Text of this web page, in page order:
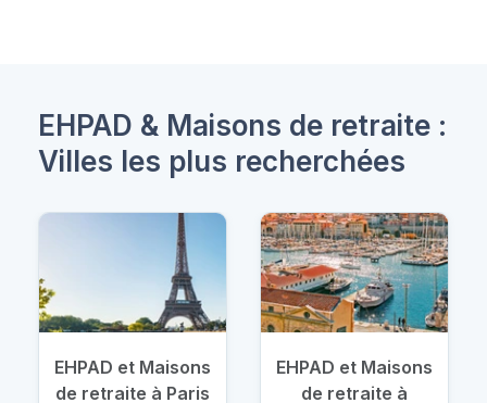
EHPAD & Maisons de retraite :
Villes les plus recherchées
EHPAD et Maisons
de retraite à Paris
EHPAD et Maisons
de retraite à